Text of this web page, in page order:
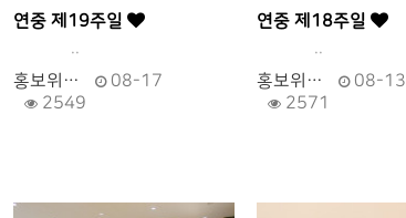
연중 제19주일
..
홍보위…
08-17
2549
연중 제18주일
..
홍보위…
08-13
2571